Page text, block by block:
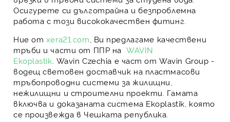
Осигурете си дълготрайна и безпроблемна
работа с този висококачествен фитинг
Ние от xera21.com , Ви предлагаме качествени
тръби и части от ППР на WAVIN
Ekoplastik Wavin Czechia е част отWavin Group -
водещ световен доставчик на пластмасови
тръбопроводни системи за жилищни,
нежилищни и строителни проекти. Гамата
включва и доказаната система Ekoplastik , която
се произвежда в Чешката република.